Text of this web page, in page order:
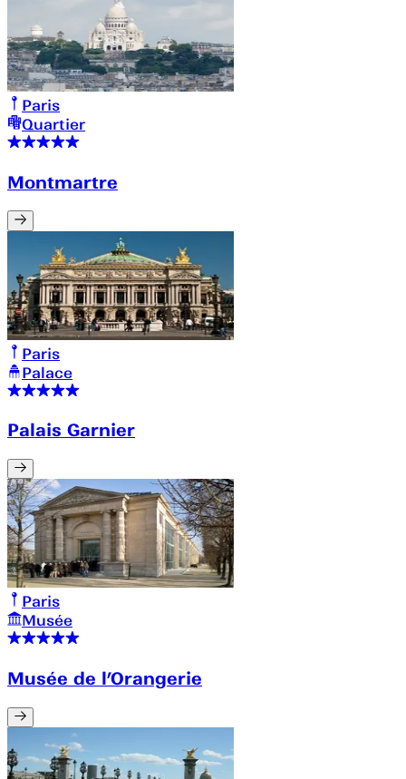
Paris
Quartier
Montmartre
Paris
Palace
Palais Garnier
Paris
Musée
Musée de l’Orangerie